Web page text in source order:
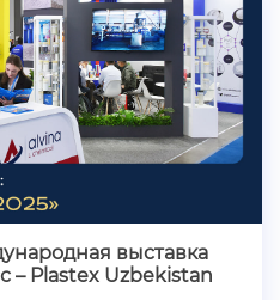
выставка
– Plastex Uzbekistan